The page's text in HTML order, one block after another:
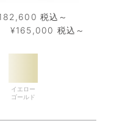
税込～
¥165,000 税込～